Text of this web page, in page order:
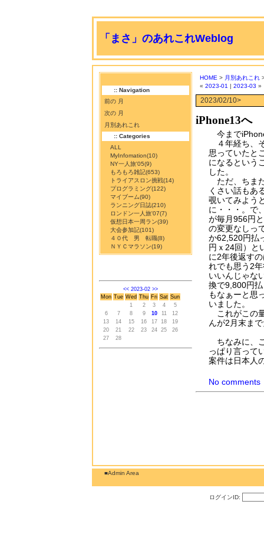
「まさ」のあれこれWeblog
:: Navigation
前の 月
次の 月
月別あれこれ
:: Categories
ALL
MyInfomation(10)
NY一人旅'05(9)
もろもろ雑記(653)
トライアスロン挑戦(14)
プログラミング(122)
マイブーム(90)
ランニング日誌(210)
ロンドン一人旅'07(7)
仮想日本一周ラン(39)
大会参加記(101)
４０代 男 転職(8)
ＮＹＣマラソン(19)
<< 2023-02 >>
Mon Tue Wed Thu Fri Sat Sun
1
2 3 4
5
6
7 8 9 10 11
12
13
14 15 16 17 18
19
20
21 22 23 24 25
26
27
28
HOME > 月別あれこれ
« 2023-01 | 2023-03 »
2023/02/10>
iPhone13へ
今まで
４年経ち、
思っていたと
になるという
した。
ただ、ちま
くさい話もあ
覗いてみよう
に・・・。で
が毎月956円
の変更なしっ
か62,520円払
円ｘ24回）と
に2年後返す
れでも思う2
いいんじゃな
換で9,800円
もなぁーと思
いました。
これがこの
んが2月末ま
ちなみに、
っぱり言って
案件は日本人
No comments
■Admin Area
ログインID: